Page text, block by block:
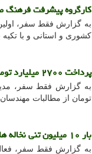
کارگروه پیشرفت فرهنگ
به گزارش فقط سفر،
کشوری و استانی و با
پرداخت ۲۷۰۰ میلیارد تومان از مطالبات مهندسان مشاور راه و راه آهن
تومان از مطالبات مهندسان مشاور در
بار ۱۰ میلیون تنی نخاله های جنگی تهران بر دوش شهرداری!
به گزارش فقط سفر،